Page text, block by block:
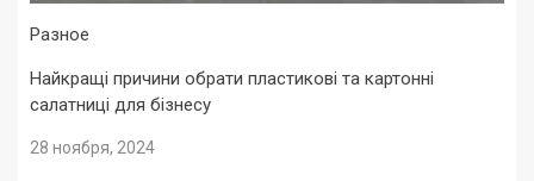
Разное
Найкращі причини обрати пластикові та картонні
салатниці для бізнесу
28 ноября, 2024